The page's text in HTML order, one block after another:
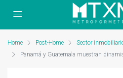
Home Post-Home
Sector
Panamá y Guatemala muestran